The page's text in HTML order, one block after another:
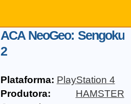
ACA NeoGeo: Sengoku
2
Plataforma: PlayStation 4
Produtora:
HAMSTER